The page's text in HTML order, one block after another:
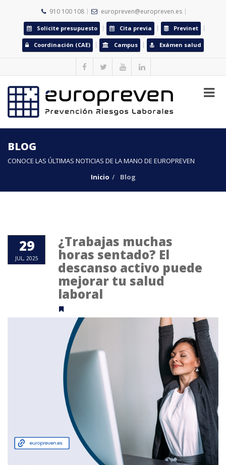
910 100 108 europreven@europreven.es
Solicite presupuesto Cita previa Previnet
Coordinación (CAE) Campus Exámen salud
BLOG
CONOCE LAS ÚLTIMAS NOTICIAS DE LA MANO DE EUROPREVEN
Inicio
Blog
29
JUL, 2025
¿Trabajas muchas
horas sentado? El
descanso activo puede
mejorar tu salud
laboral